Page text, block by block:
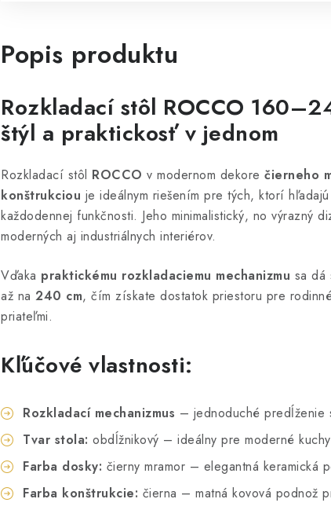
Popis produktu
Rozkladací stôl ROCCO
štýl a praktickosť v jednom
Rozkladací stôl ROCCO v modernom dekore čierneho
konštrukciou je ideálnym riešením pre tých, ktorí
každodennej funkčnosti. Jeho minimalistický, no výrazný
moderných aj industriálnych interiérov.
Vďaka praktickému rozkladaciemu mechanizmu sa dá
až na 240 cm, čím získate dostatok priestoru pre
priateľmi.
Kľúčové vlastnosti:
Rozkladací mechanizmus – jednoduché predĺženie
Tvar stola: obdĺžnikový – ideálny pre moderné
Farba dosky: čierny mramor – elegantná keramická
Farba konštrukcie: čierna – matná kovová podnož